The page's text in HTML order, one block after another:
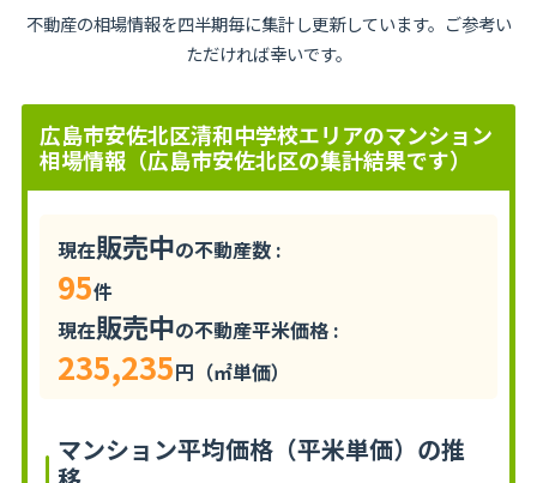
不動産の相場情報を四半期毎に集計し更新しています。ご参考い
ただければ幸いです。
広島市安佐北区清和中学校エリアのマンション
相場情報（広島市安佐北区の集計結果です）
現在販売中の不動産数 :
95件
現在販売中の不動産平米価格 :
235,235円（㎡単価）
マンション平均価格（平米単価）の推